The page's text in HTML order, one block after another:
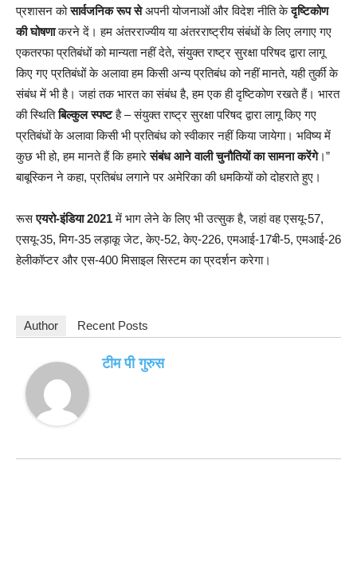
प्रशासन कोसार्वजनिक रूप सेअपनी योजनाओं और विदेश नीति केदृष्टिकोण
की घोषणाकरने दें। हम अंतरराज्यीय या अंतरराष्ट्रीय संबंधों के लिए लगाए गए
एकतरफा प्रतिबंधों को मान्यता नहीं देते, संयुक्त राष्ट्र सुरक्षा परिषद द्वारा लागू
किए गए प्रतिबंधों के अलावा हम किसी अन्य प्रतिबंध को नहीं मानते, यही तुर्की के
संबंध में भी है। जहां तक भारत का संबंध है, हम एक ही दृष्टिकोण रखते हैं। भारत
की स्थितिबिल्कुल स्पष्टहै – संयुक्त राष्ट्र सुरक्षा परिषद द्वारा लागू किए गए
प्रतिबंधों के अलावा किसी भी प्रतिबंध को स्वीकार नहीं किया जायेगा। भविष्य में
कुछ भी हो, हम मानते हैं कि हमारेसंबंध आने वाली चुनौतियों का सामना करेंगे।”
बाबूस्किन ने कहा, प्रतिबंध लगाने पर अमेरिका की धमकियों को दोहराते हुए।
रूसएयरो-इंडिया 2021में भाग लेने के लिए भी उत्सुक है, जहां वह एसयू-57,
एसयू-35, मिग-35 लड़ाकू जेट, केए-52, केए-226, एमआई-17बी-5, एमआई-26
हेलीकॉप्टर और एस-400 मिसाइल सिस्टम का प्रदर्शन करेगा।
Author Recent Posts
टीम पी गुरुस